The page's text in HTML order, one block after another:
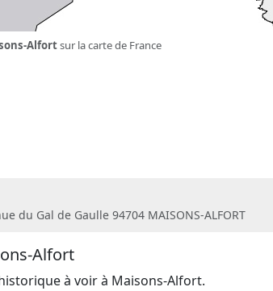
Alfortsur la carte de France
du Gal de Gaulle 94704 MAISONS-ALFORT
Alfort
à voir à Maisons-Alfort.